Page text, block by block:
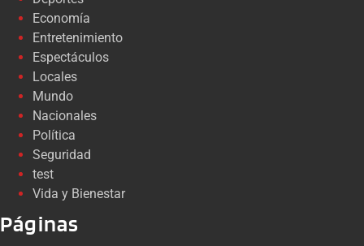
Economía
Entretenimiento
Espectáculos
Locales
Mundo
Nacionales
Política
Seguridad
test
Vida y Bienestar
Páginas